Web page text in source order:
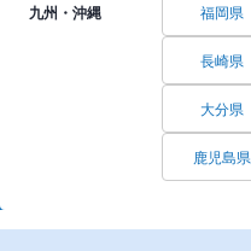
九州・沖縄 福岡県
長崎県
大分県
鹿児島県